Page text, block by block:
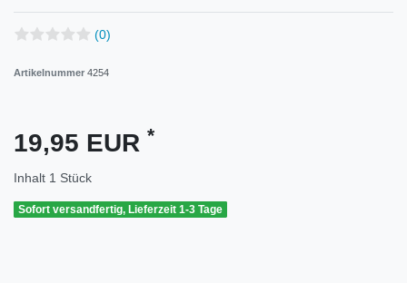
(0)
Artikelnummer 4254
19,95 EUR *
Inhalt 1 Stück
Sofort versandfertig, Lieferzeit 1-3 Tage